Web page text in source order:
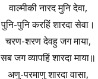
वाल्मीकी नारद मुनि देवा,
पुनि-पुनि करहिं शारदा सेवा।
चरण-शरण देवहु जग माया,
सब जग व्यापहिं शारदा माया॥
अणु-परमाणु शारदा वासा,